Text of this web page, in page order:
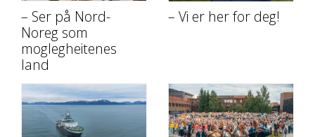
– Ser på Nord-
Noreg som
moglegheitenes
land
– Vi er her for deg!